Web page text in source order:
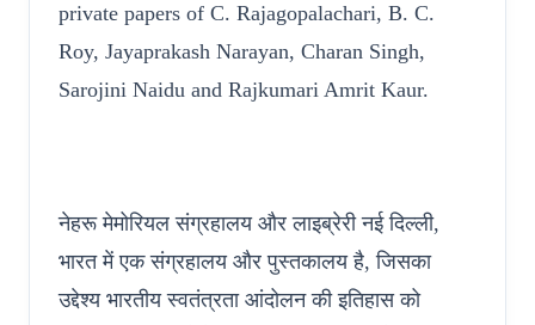
private papers of C. Rajagopalachari, B. C.
Roy, Jayaprakash Narayan, Charan Singh,
Sarojini Naidu and Rajkumari Amrit Kaur.
नेहरू मेमोरियल संग्रहालय और लाइब्रेरी नई दिल्ली,
भारत में एक संग्रहालय और पुस्तकालय है, जिसका
उद्देश्य भारतीय स्वतंत्रता आंदोलन की इतिहास को